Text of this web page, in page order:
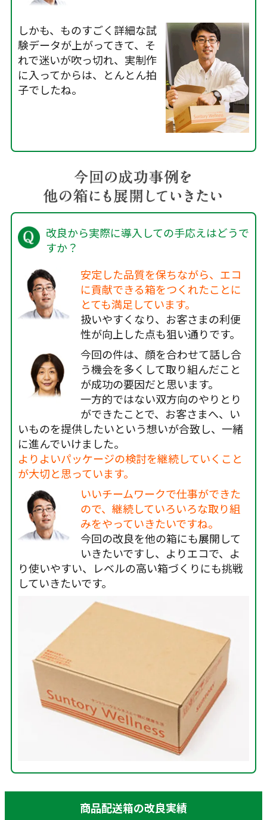
しかも、ものすごく詳細な試
験データが上がってきて、そ
れで迷いが吹っ切れ、実制作
に入ってからは、とんとん拍
子でしたね。
改良から実際に導入しての手応えはどうで
すか？
安定した品質を保ちながら、エコ
に貢献できる箱をつくれたことに
とても満足しています。
扱いやすくなり、お客さまの利便
性が向上した点も狙い通りです。
今回の件は、顔を合わせて話し合
う機会を多くして取り組んだこと
が成功の要因だと思います。
一方的ではない双方向のやりとり
ができたことで、お客さまへ、い
いものを提供したいという想いが合致し、一緒
に進んでいけました。
よりよいパッケージの検討を継続していくこと
が大切と思っています。
いいチームワークで仕事ができた
ので、継続していろいろな取り組
みをやっていきたいですね。
今回の改良を他の箱にも展開して
いきたいですし、よりエコで、よ
り使いやすい、レベルの高い箱づくりにも挑戦
していきたいです。
商品配送箱の改良実績